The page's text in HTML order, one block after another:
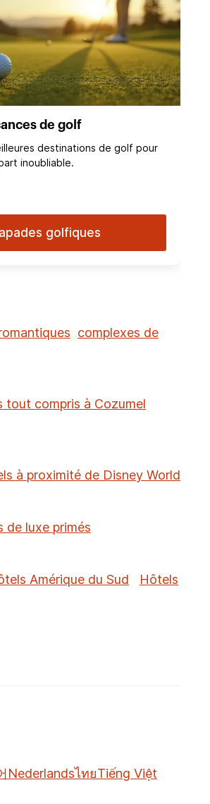
de golf
destinations de golf pour
inoubliable.
golfiques
complexes de
tout compris à Cozumel
à proximité de Disney World
de luxe primés
Amérique du Sud Hôtels
NederlandsไทยTiếng Việt